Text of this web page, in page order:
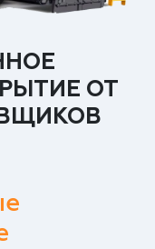
ОТ